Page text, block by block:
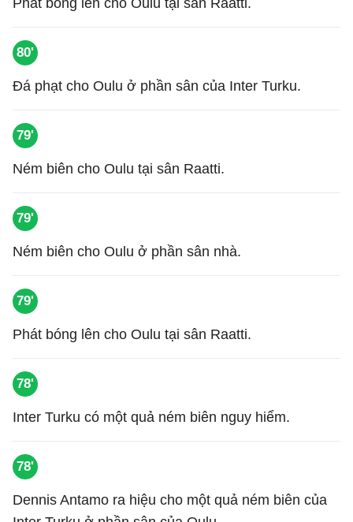
Phát bóng lên cho Oulu tại sân Raatti.
80'
Đá phạt cho Oulu ở phần sân của Inter Turku.
79'
Ném biên cho Oulu tại sân Raatti.
79'
Ném biên cho Oulu ở phần sân nhà.
79'
Phát bóng lên cho Oulu tại sân Raatti.
78'
Inter Turku có một quả ném biên nguy hiểm.
78'
Dennis Antamo ra hiệu cho một quả ném biên của